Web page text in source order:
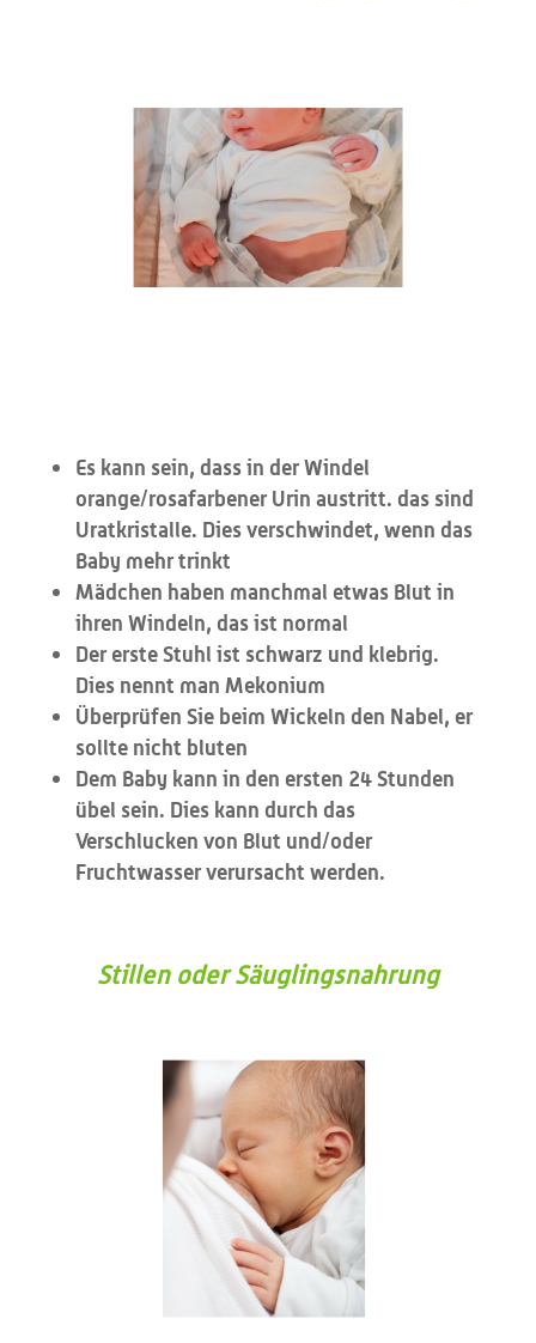
Es kann sein, dass in der Windel
orange/rosafarbener Urin austritt. das sind
Uratkristalle. Dies verschwindet, wenn das
Baby mehr trinkt
Mädchen haben manchmal etwas Blut in
ihren Windeln, das ist normal
Der erste Stuhl ist schwarz und klebrig.
Dies nennt man Mekonium
Überprüfen Sie beim Wickeln den Nabel, er
sollte nicht bluten
Dem Baby kann in den ersten 24 Stunden
übel sein. Dies kann durch das
Verschlucken von Blut und/oder
Fruchtwasser verursacht werden.
Stillen oder Säuglingsnahrung